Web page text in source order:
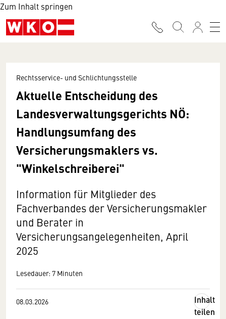
Zum Inhalt springen
Rechtsservice- und Schlichtungsstelle
Aktuelle Entscheidung des
Landesverwaltungsgerichts NÖ:
Handlungsumfang des
Versicherungsmaklers vs.
"Winkelschreiberei"
Information für Mitglieder des
Fachverbandes der Versicherungsmakler
und Berater in
Versicherungsangelegenheiten, April
2025
Lesedauer: 7 Minuten
08.03.2026
Inhalt
teilen